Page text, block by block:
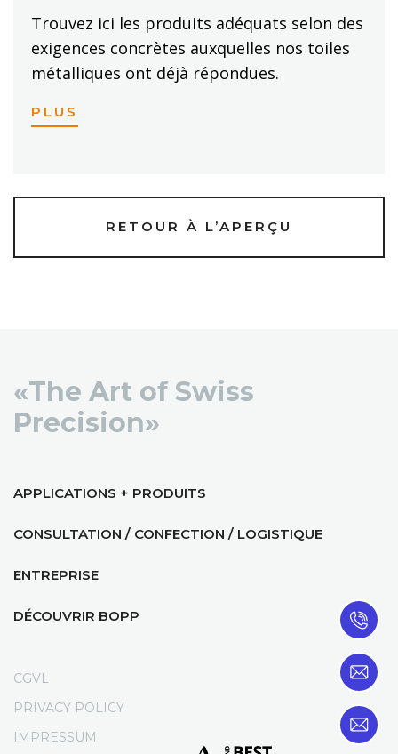
Trouvez ici les produits adéquats selon des
exigences concrètes auxquelles nos toiles
métalliques ont déjà répondues.
PLUS
RETOUR À L’APERÇU
«The Art of Swiss
Precision»
APPLICATIONS + PRODUITS
CONSULTATION / CONFECTION / LOGISTIQUE
ENTREPRISE
DÉCOUVRIR BOPP
CGVL
PRIVACY POLICY
IMPRESSUM